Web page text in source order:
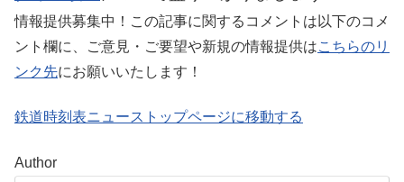
情報提供募集中！この記事に関するコメントは以下のコメ
ント欄に、ご意見・ご要望や新規の情報提供はこちらのリ
ンク先にお願いいたします！
鉄道時刻表ニューストップページに移動する
Author